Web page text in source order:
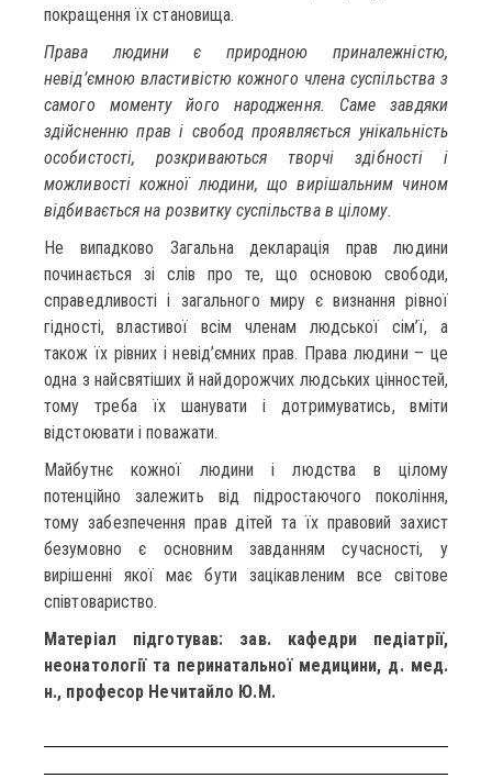
покращення їх становища.
Права людини є природною приналежністю,
невід’ємною властивістю кожного члена суспільства з
самого моменту його народження. Саме завдяки
здійсненню прав і свобод проявляється унікальність
особистості, розкриваються творчі здібності і
можливості кожної людини, що вирішальним чином
відбивається на розвитку суспільства в цілому.
Не випадково Загальна декларація прав людини
починається зі слів про те, що основою свободи,
справедливості і загального миру є визнання рівної
гідності, властивої всім членам людської сім’ї, а
також їх рівних і невід’ємних прав. Права людини – це
одна з найсвятіших й найдорожчих людських цінностей,
тому треба їх шанувати і дотримуватись, вміти
відстоювати і поважати.
Майбутнє кожної людини і людства в цілому
потенційно залежить від підростаючого покоління,
тому забезпечення прав дітей та їх правовий захист
безумовно є основним завданням сучасності, у
вирішенні якої має бути зацікавленим все світове
співтовариство.
Матеріал підготував: зав. кафедри педіатрії,
неонатології та перинатальної медицини, д. мед.
н., професор Нечитайло Ю.М.